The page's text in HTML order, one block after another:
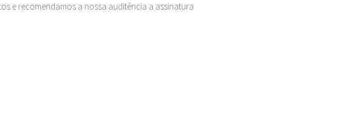
e recomendamos a nossa auditência a assinatura